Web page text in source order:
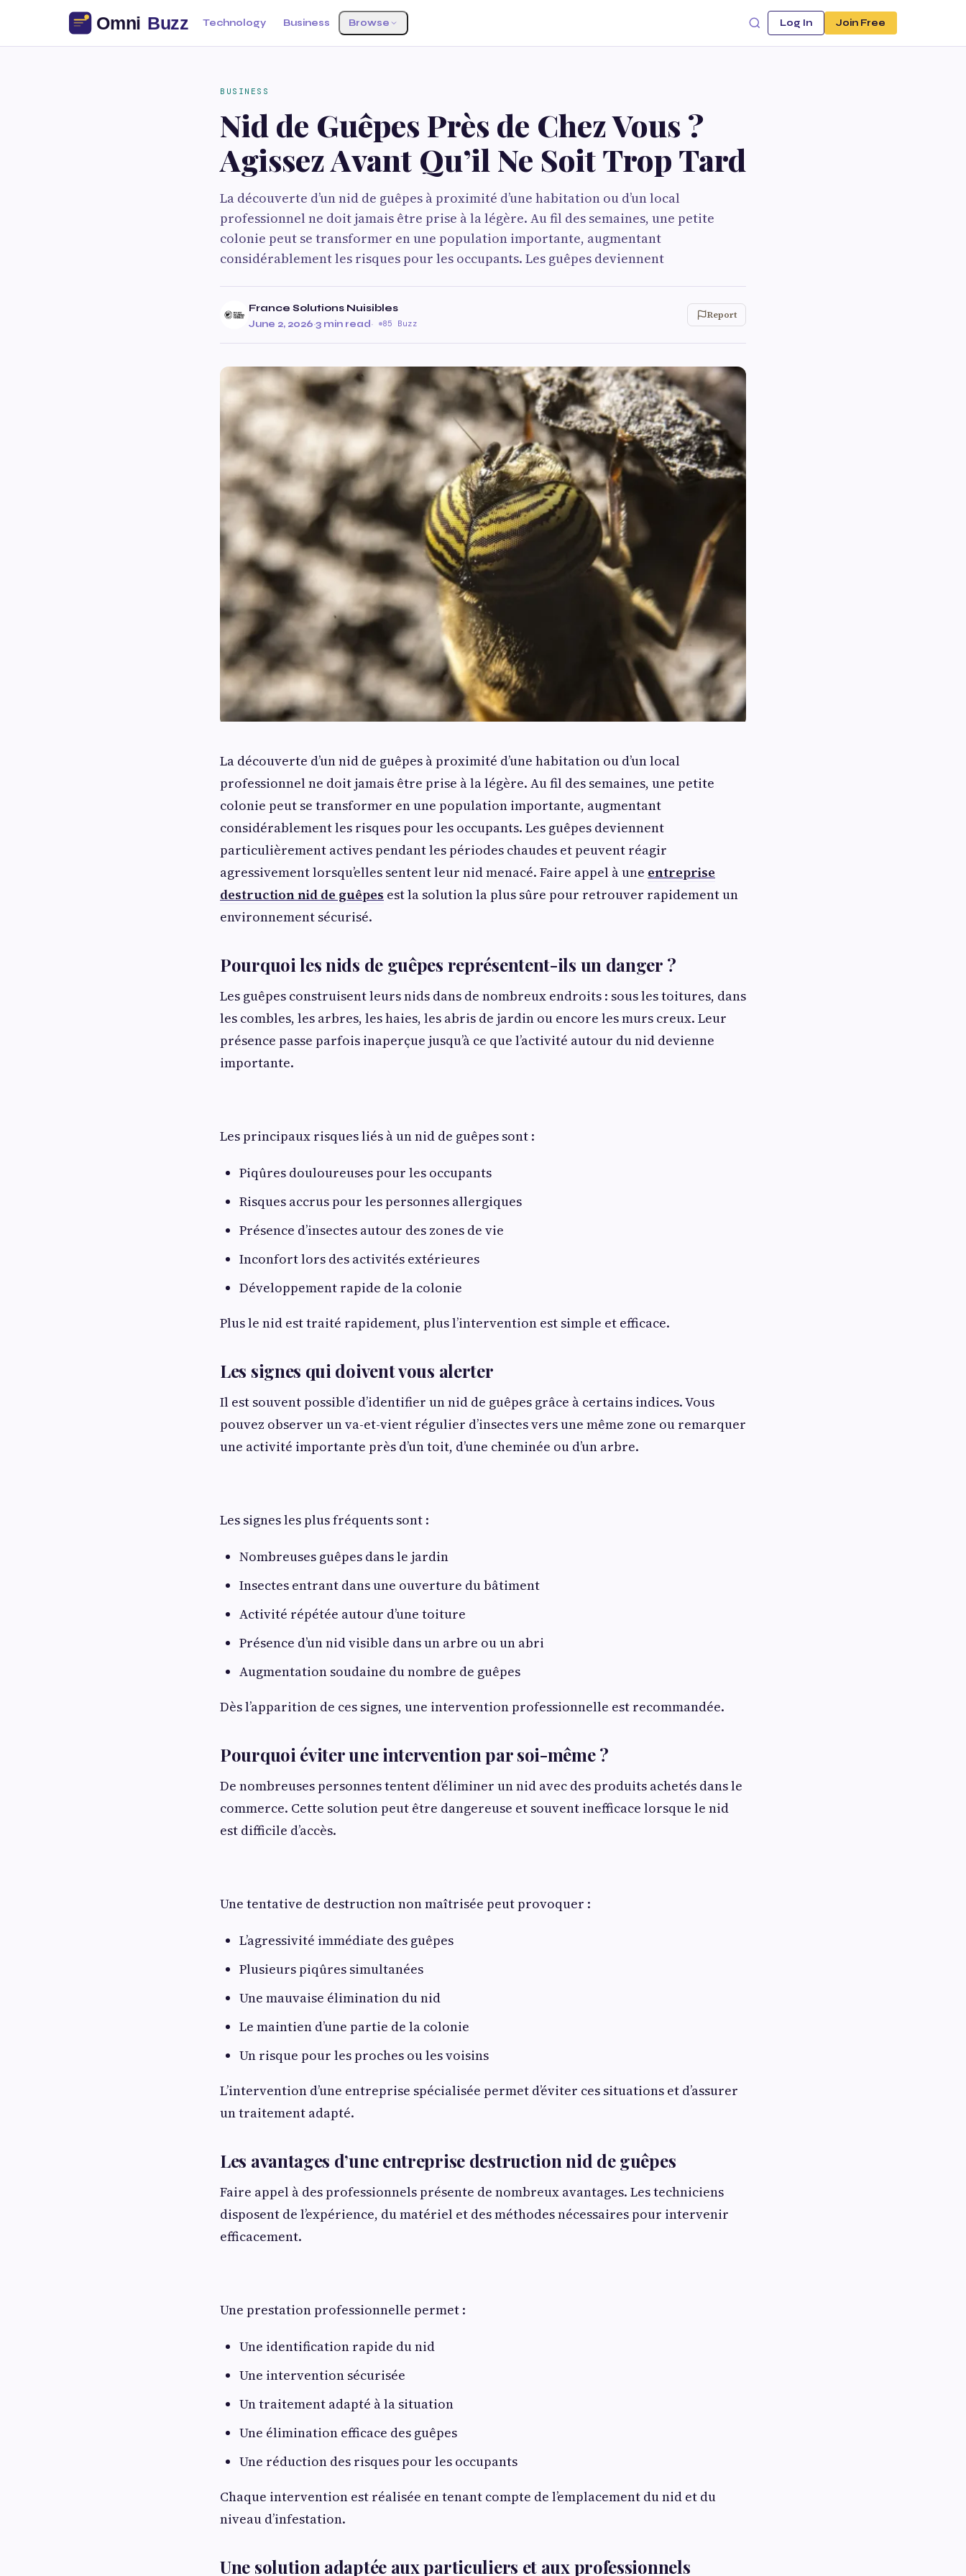
Technology Business Browse Log In Join Free
BUSINESS
Nid de Guêpes Près de Chez Vous ?
Agissez Avant Qu’il Ne Soit Trop Tard
La découverte d’un nid de guêpes à proximité d’une habitation ou d’un local
professionnel ne doit jamais être prise à la légère. Au fil des semaines, une petite
colonie peut se transformer en une population importante, augmentant
considérablement les risques pour les occupants. Les guêpes deviennent
France Solutions Nuisibles
June 2, 2026·3 min read· 85 Buzz
Report
La découverte d’un nid de guêpes à proximité d’une habitation ou d’un local
professionnel ne doit jamais être prise à la légère. Au fil des semaines, une petite
colonie peut se transformer en une population importante, augmentant
considérablement les risques pour les occupants. Les guêpes deviennent
particulièrement actives pendant les périodes chaudes et peuvent réagir
agressivement lorsqu’elles sentent leur nid menacé. Faire appel à une entreprise
destruction nid de guêpes est la solution la plus sûre pour retrouver rapidement un
environnement sécurisé.
Pourquoi les nids de guêpes représentent-ils un danger ?
Les guêpes construisent leurs nids dans de nombreux endroits : sous les toitures, dans
les combles, les arbres, les haies, les abris de jardin ou encore les murs creux. Leur
présence passe parfois inaperçue jusqu’à ce que l’activité autour du nid devienne
importante.
Les principaux risques liés à un nid de guêpes sont :
Piqûres douloureuses pour les occupants
Risques accrus pour les personnes allergiques
Présence d’insectes autour des zones de vie
Inconfort lors des activités extérieures
Développement rapide de la colonie
Plus le nid est traité rapidement, plus l’intervention est simple et efficace.
Les signes qui doivent vous alerter
Il est souvent possible d’identifier un nid de guêpes grâce à certains indices. Vous
pouvez observer un va-et-vient régulier d’insectes vers une même zone ou remarquer
une activité importante près d’un toit, d’une cheminée ou d’un arbre.
Les signes les plus fréquents sont :
Nombreuses guêpes dans le jardin
Insectes entrant dans une ouverture du bâtiment
Activité répétée autour d’une toiture
Présence d’un nid visible dans un arbre ou un abri
Augmentation soudaine du nombre de guêpes
Dès l’apparition de ces signes, une intervention professionnelle est recommandée.
Pourquoi éviter une intervention par soi-même ?
De nombreuses personnes tentent d’éliminer un nid avec des produits achetés dans le
commerce. Cette solution peut être dangereuse et souvent inefficace lorsque le nid
est difficile d’accès.
Une tentative de destruction non maîtrisée peut provoquer :
L’agressivité immédiate des guêpes
Plusieurs piqûres simultanées
Une mauvaise élimination du nid
Le maintien d’une partie de la colonie
Un risque pour les proches ou les voisins
L’intervention d’une entreprise spécialisée permet d’éviter ces situations et d’assurer
un traitement adapté.
Les avantages d’une entreprise destruction nid de guêpes
Faire appel à des professionnels présente de nombreux avantages. Les techniciens
disposent de l’expérience, du matériel et des méthodes nécessaires pour intervenir
efficacement.
Une prestation professionnelle permet :
Une identification rapide du nid
Une intervention sécurisée
Un traitement adapté à la situation
Une élimination efficace des guêpes
Une réduction des risques pour les occupants
Chaque intervention est réalisée en tenant compte de l’emplacement du nid et du
niveau d’infestation.
Une solution adaptée aux particuliers et aux professionnels